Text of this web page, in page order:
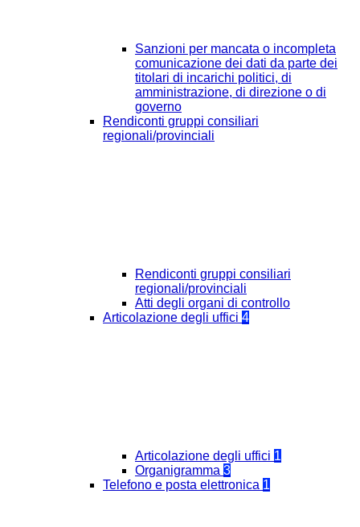
Sanzioni per mancata o incompleta
comunicazione dei dati da parte dei
titolari di incarichi politici, di
amministrazione, di direzione o di
governo
Rendiconti gruppi consiliari
regionali/provinciali
Rendiconti gruppi consiliari
regionali/provinciali
Atti degli organi di controllo
Articolazione degli uffici 4
Articolazione degli uffici 1
Organigramma 3
Telefono e posta elettronica 1